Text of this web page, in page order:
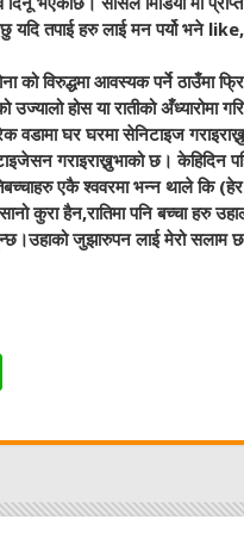
यदि तपाई हरु लाई मन पर्यो
को विरुद्धमा आवस्यक पर्ने ठाउँमा
उज्यालो होस या रातीको
घर घरमा सेनिटाइज
गराइराख्नुभाको छ। केहिदिन
एकै श्ववरमा भन्न थाले कि
कुरा हैन,रातिमा पनि बच्चा हरु
जुझारुपन लाई मेरो सलाम छ
at
A